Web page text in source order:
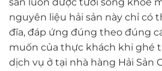
nguyên liệu hải sản này chỉ có
đĩa, đáp ứng đúng theo đúng
muốn của thực khách khi ghé
dịch vụ ở tại nhà hàng Hải Sản